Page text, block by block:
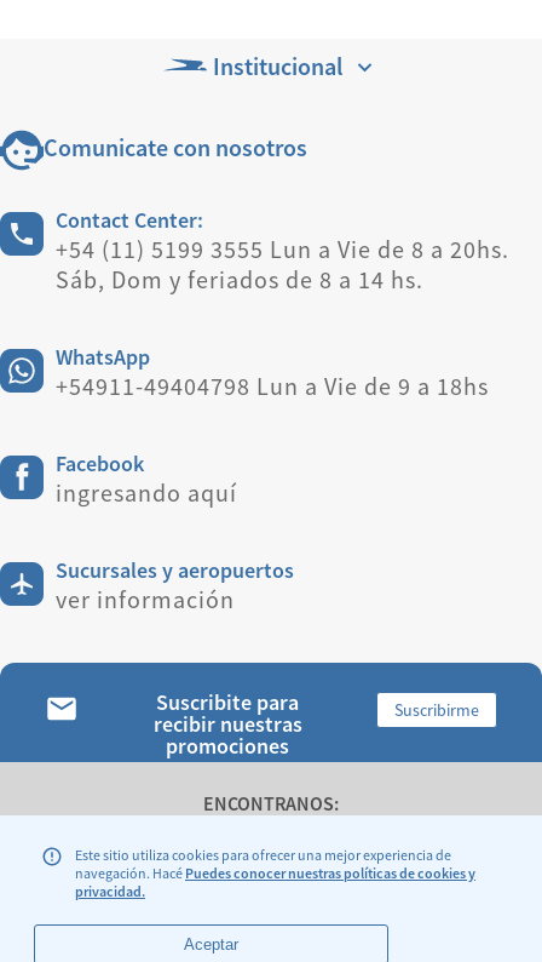
Este sitio utiliza cookies para ofrecer una mejor experiencia de
navegación. Hacé Puedes conocer nuestras políticas de cookies y
privacidad.
Aceptar
Institucional
Comunicate con nosotros
Contact Center:
+54 (11) 5199 3555 Lun a Vie de 8 a 20hs.
Sáb, Dom y feriados de 8 a 14 hs.
WhatsApp
+54911-49404798 Lun a Vie de 9 a 18hs
Facebook
ingresando aquí
Sucursales y aeropuertos
ver información
Suscribite para
recibir nuestras
promociones
Suscribirme
ENCONTRANOS:
Legales y Condiciones Generales de Transporte